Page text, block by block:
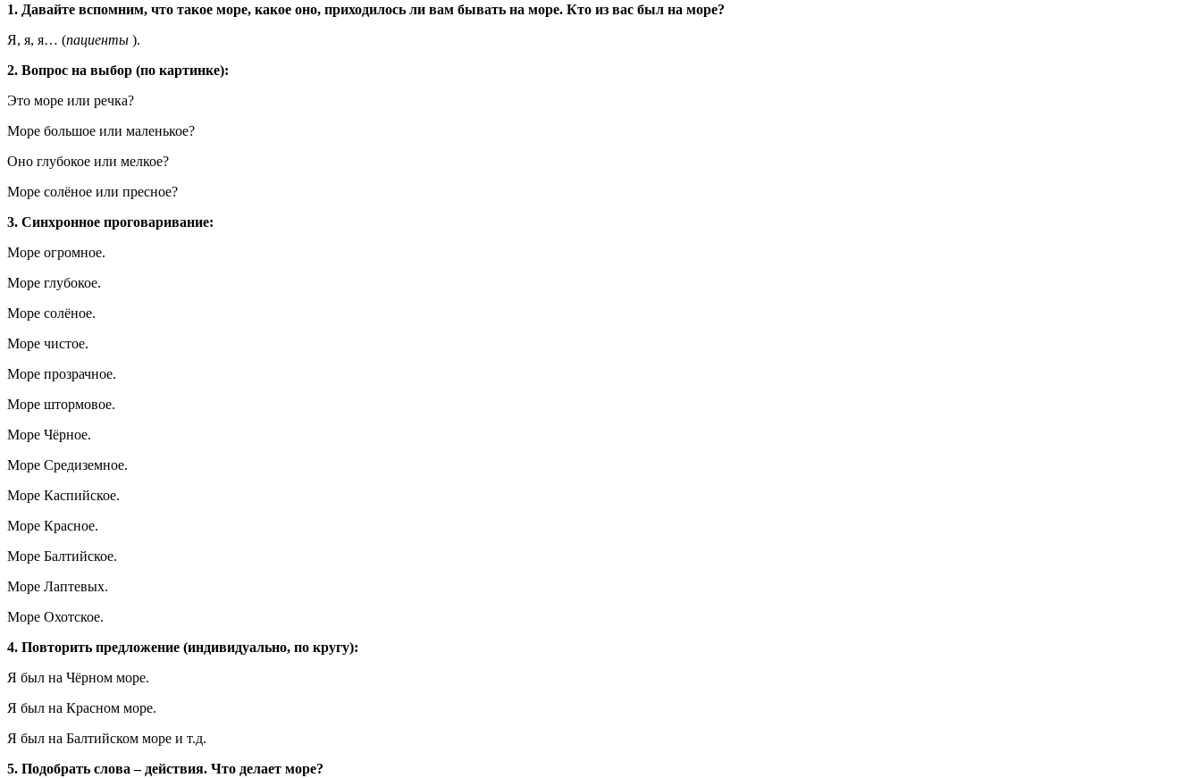
1. Давайте вспомним, что такое море, какое оно, приходилось ли вам бывать на море. Кто из вас был на море?
Я, я, я… (пациенты ).
2. Вопрос на выбор (по картинке):
Это море или речка?
Море большое или маленькое?
Оно глубокое или мелкое?
Море солёное или пресное?
3. Синхронное проговаривание:
Море огромное.
Море глубокое.
Море солёное.
Море чистое.
Море прозрачное.
Море штормовое.
Море Чёрное.
Море Средиземное.
Море Каспийское.
Море Красное.
Море Балтийское.
Море Лаптевых.
Море Охотское.
4. Повторить предложение (индивидуально, по кругу):
Я был на Чёрном море.
Я был на Красном море.
Я был на Балтийском море и т.д.
5. Подобрать слова – действия. Что делает море?